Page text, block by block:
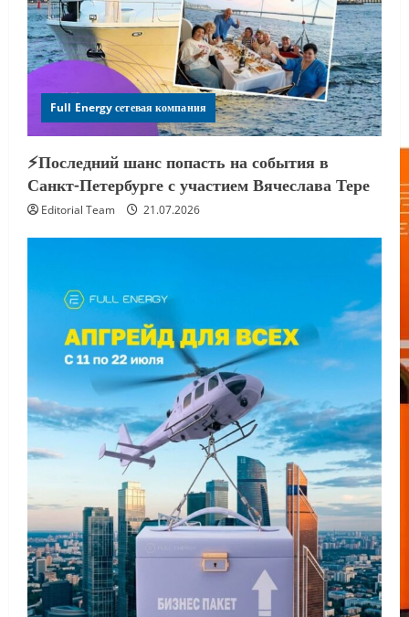
Full Energy сетевая компания
⚡️Последний шанс попасть на события в
Санкт-Петербурге с участием Вячеслава Тере
Editorial Team 21.07.2026